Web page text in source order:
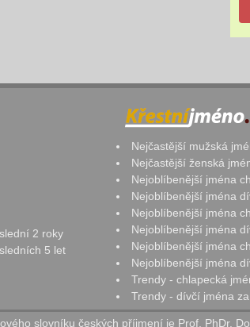
2 roky
5 let
Nejčastější mužská
Nejčastější ženská
Nejoblíbenější jména
Nejoblíbenější jména
Nejoblíbenější jména
Nejoblíbenější jména
Nejoblíbenější jména
Nejoblíbenější jména
Trendy - chlapecká
Trendy - dívčí jména
slovníku českých příjmení je Prof. PhDr.